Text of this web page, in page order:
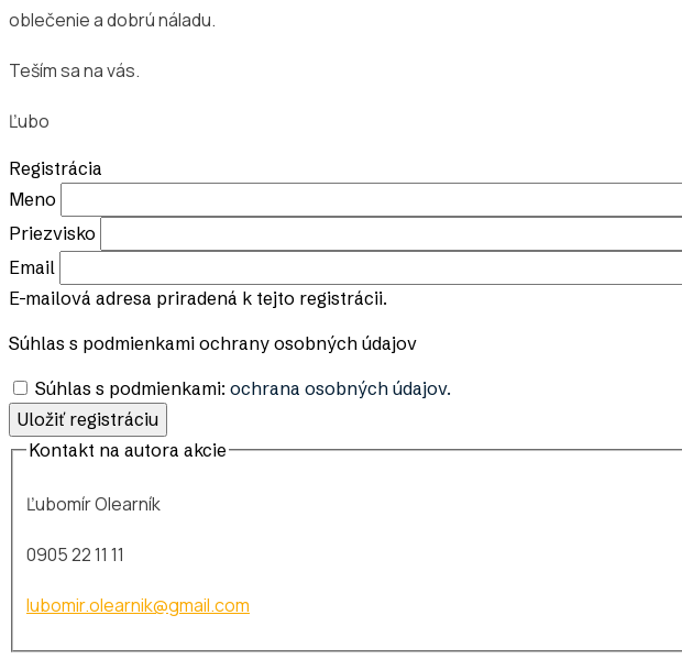
oblečenie a dobrú náladu.
Teším sa na vás.
Ľubo
Registrácia
Meno
Priezvisko
Email
E-mailová adresa priradená k tejto registrácii.
Súhlas s podmienkami ochrany osobných údajov
Súhlas s podmienkami: ochrana osobných údajov.
Kontakt na autora akcie
Ľubomír Olearník
0905 22 11 11
lubomir.olearnik@gmail.com